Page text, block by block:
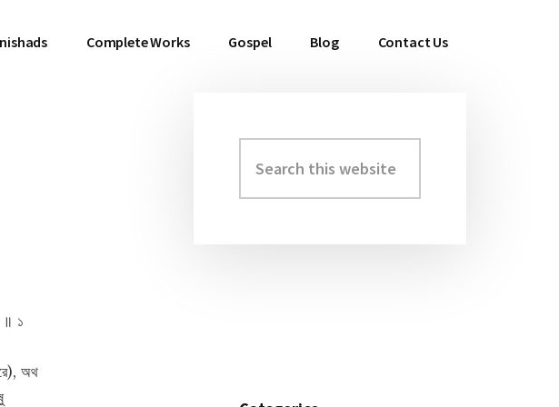
Complete Works Gospel Blog Contact Us
॥ ১
অথ
Primary
Sidebar
this
website